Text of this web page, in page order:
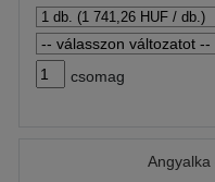
csomag
Angyalka